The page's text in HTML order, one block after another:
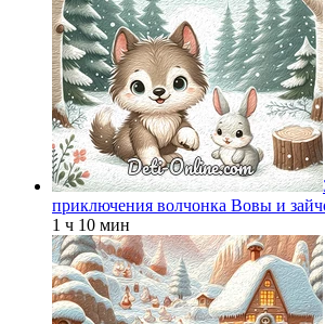
приключения волчонка Вовы и
1 ч 10 мин